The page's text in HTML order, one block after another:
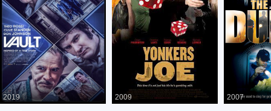
2019 2009 2007